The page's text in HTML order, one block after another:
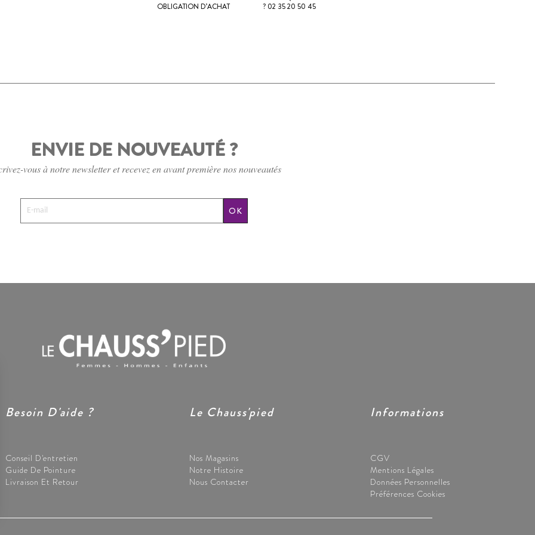
OBLIGATION D’ACHAT
? 02 35 20 50 45
ENVIE DE NOUVEAUTÉ ?
vous à notre newsletter et recevez en avant première nos nouveautés
OK
Besoin D'aide ?
Conseil D'entretien
Guide De Pointure
Livraison Et Retour
Le Chauss'pied
Nos Magasins
Notre Histoire
Nous Contacter
Informations
CGV
Mentions Légales
Données Personnelles
Préférences Cookies